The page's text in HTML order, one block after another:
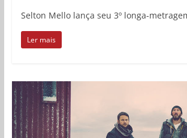
Selton Mello lança seu 3º longa-
Ler mais